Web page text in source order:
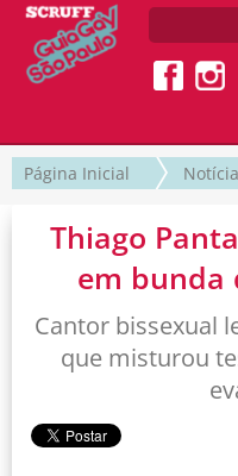
Página Inicial
Thiago
em bunda
Cantor bissexual
que misturou